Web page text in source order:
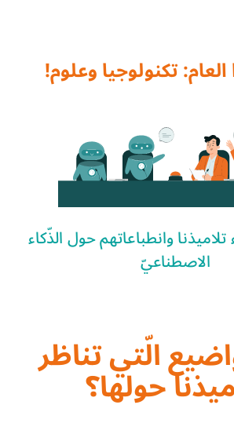
تكنولوجيا وعلوم!
تلاميذنا وانطباعاتهم حول الذّكاء
الاصطناعيّ
الّتي تناظر
حولها؟